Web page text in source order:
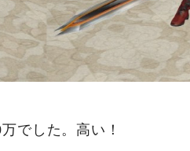
でした。高い！